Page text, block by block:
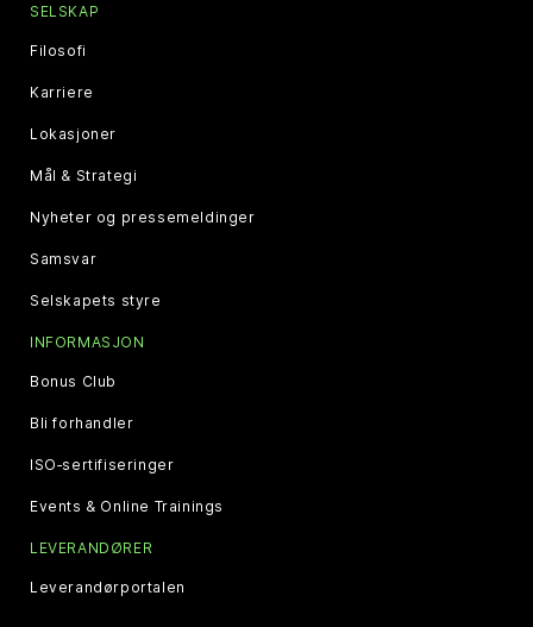
SELSKAP
Filosofi
Karriere
Lokasjoner
Mål & Strategi
Nyheter og pressemeldinger
Samsvar
Selskapets styre
INFORMASJON
Bonus Club
Bli forhandler
ISO‑sertifiseringer
Events & Online Trainings
LEVERANDØRER
Leverandørportalen